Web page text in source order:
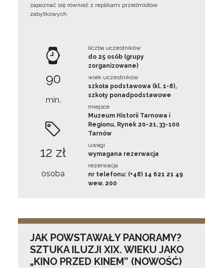
zapoznać się również z replikami przedmiotów
zabytkowych.
90
min.
12 zł
osoba
liczba uczestników
do 25 osób (grupy
zorganizowane)
wiek uczestników
szkoła podstawowa (kl. 1-8),
szkoły ponadpodstawowe
miejsce
Muzeum Historii Tarnowa i
Regionu, Rynek 20-21, 33-100
Tarnów
uwagi
wymagana rezerwacja
rezerwacja
nr telefonu: (+48) 14 621 21 49
wew. 200
JAK POWSTAWAŁY PANORAMY?
SZTUKA ILUZJI XIX. WIEKU JAKO
„KINO PRZED KINEM” (NOWOŚĆ)